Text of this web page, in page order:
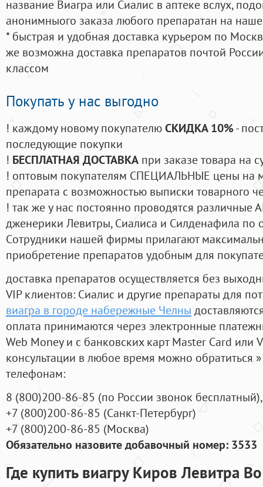
название Виагра или Сиалис в аптеке вслух,
анонимныого заказа любого препаратан на
* быстрая и удобная доставка курьером по
же возможна доставка препаратов почтой
классом
Покупать у нас выгодно
! каждому новому покупателюСКИДКА 10%-
последующие покупки
! БЕСПЛАТНАЯ ДОСТАВКА при заказе товара на
! оптовым покупателям СПЕЦИАЛЬНЫЕ цены на
препарата с возможностью выписки товарного
! так же у нас постоянно проводятся
дженерики Левитры, Сиалиса и Силденафила по
Cотрудники нашей фирмы прилагают
приобретение препаратов удобным для
доставка препаратов осуществляется без
VIP клиентов: Сиалис и другие препараты для
виагра в городе набережные Челны
оплата принимаются через электронные
Web Money и с банковских карт Master Card или
консультации в любое время можно обратиться
телефонам:
8 (800)200-86-85 (по России звонок бесплатный),
+7 (800)200-86-85 (Санкт-Петербург)
+7 (800)200-86-85 (Москва)
Обязательно назовите добавочный номер: 3533
Где купить виагру Киров Левитра